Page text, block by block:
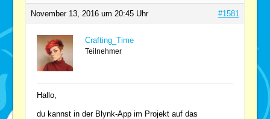
November 13, 2016 um 20:45 Uhr #1581
Crafting_Time
Teilnehmer
Hallo,
du kannst in der Blynk-App im Projekt auf das